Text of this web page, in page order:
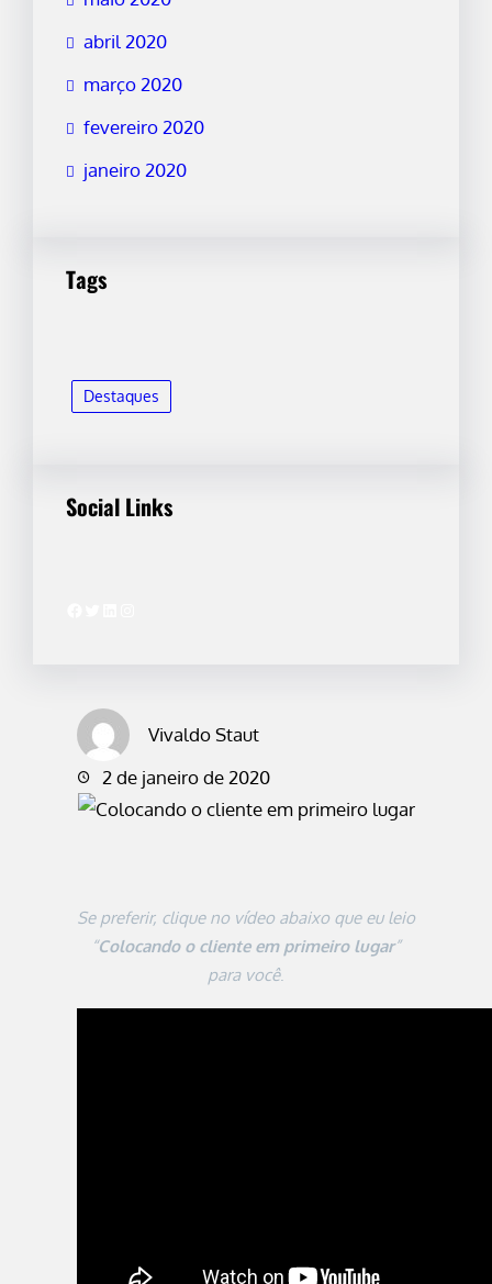
abril 2020
março 2020
fevereiro 2020
janeiro 2020
Tags
Destaques
Social Links
Vivaldo Staut
2 de janeiro de 2020
Se preferir, clique no vídeo abaixo que eu leio
“Colocando o cliente em primeiro lugar”
para você.